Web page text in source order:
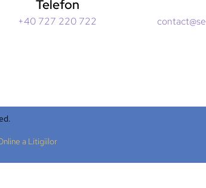
Telefon
+40 727 220 722